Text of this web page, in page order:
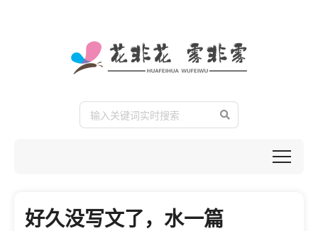
好久没写文了，水一篇